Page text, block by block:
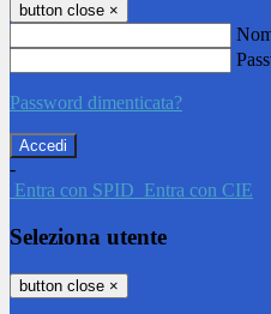
button close ×
Password dimenticata?
-
Entra con SPID Entra con CIE
Seleziona utente
button close ×